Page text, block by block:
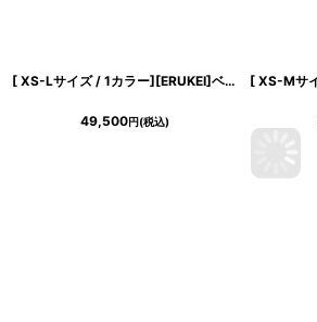
[ XS-Lサイズ / 1カラー][ERUKEI]ベア・ジャガード・金糸・花柄・Aライン・切替・フレア・ロングドレス[山崎みどり着用][送料無料] mysl
49,500円(税込)